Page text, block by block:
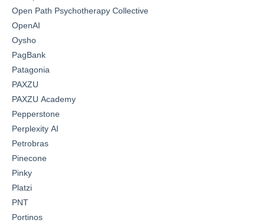
Open Path Psychotherapy Collective
OpenAI
Oysho
PagBank
Patagonia
PAXZU
PAXZU Academy
Pepperstone
Perplexity AI
Petrobras
Pinecone
Pinky
Platzi
PNT
Portinos